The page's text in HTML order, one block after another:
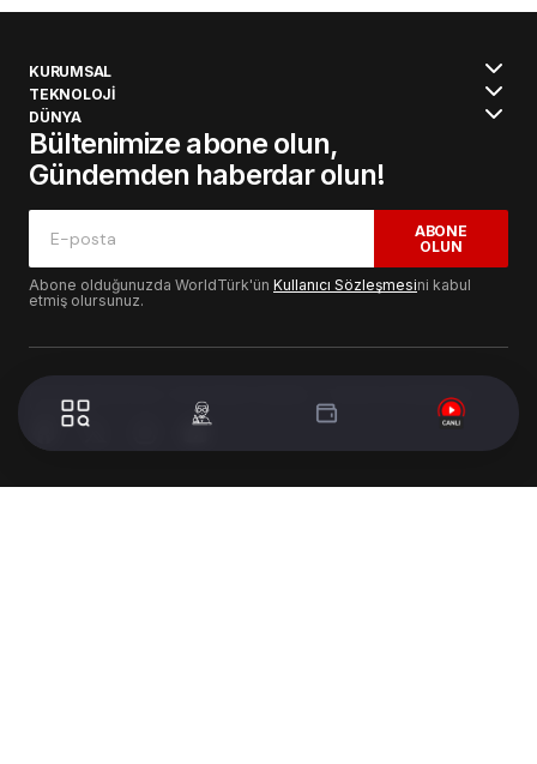
KURUMSAL
TEKNOLOJİ
DÜNYA
Bültenimize abone olun,
Gündemden haberdar olun!
ABONE
OLUN
Abone olduğunuzda WorldTürk'ün Kullanıcı Sözleşmesini kabul
etmiş olursunuz.
© 2024 WorldTurk. Tüm Hakları Saklıdır. - Tasarım & Geliştirme :
Volion's